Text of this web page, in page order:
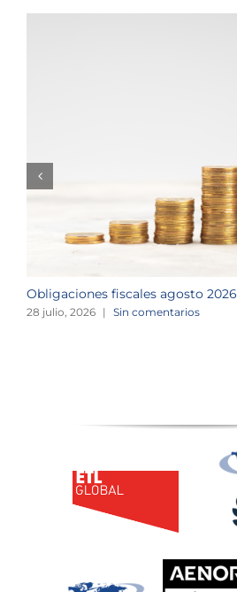
Obligaciones fiscales agosto 2026
28 julio, 2026 | Sin comentarios